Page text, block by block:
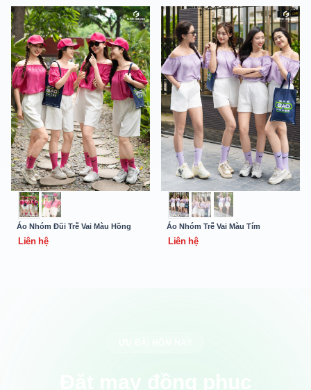
Áo Nhóm Đũi Trễ Vai Màu Hồng
Liên hệ
Áo Nhóm Trễ Vai Màu Tím
Liên hệ